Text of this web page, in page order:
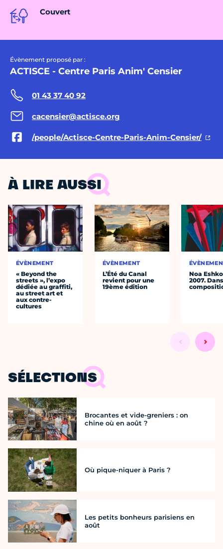
Couvert
Évènement proposé par :
ACTISCE - Centre Paris Anim' Censier
01 43 37 40 92
cacensier@actisce.org
/people/Actisce-Centre-Paris-Anim-Censier/
À LIRE AUSSI
ÉVÈNEMENT
« Beyond the
streets », l’expo
dédiée au graffiti,
au street art et
aux contre-
cultures
ÉVÈNEMENT
L’Été du Canal
revient pour une
19ème édition
Noa
2007.
SÉLECTIONS
Brocantes et vide-greniers : on
chine où en août ?
Où pique-niquer à Paris ?
Les petits bonheurs parisiens en
août